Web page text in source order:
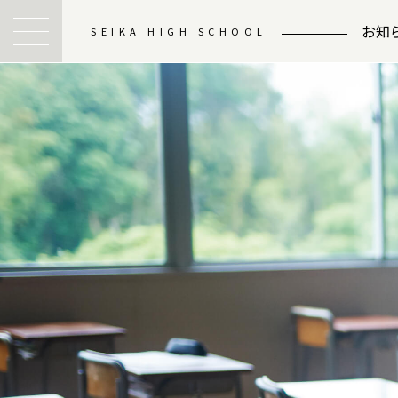
SEIKA HIGH SCHOOL お知